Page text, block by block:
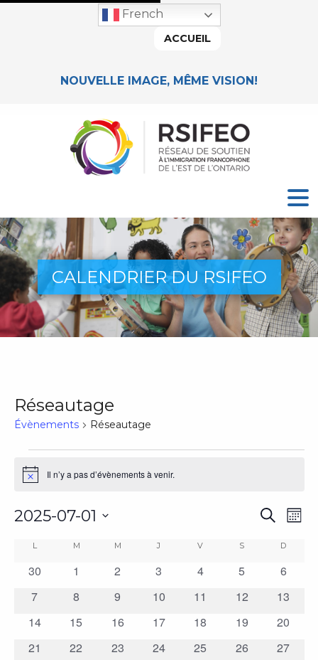
NOUVELLE IMAGE, MÊME VISION!
French
ACCUEIL
CALENDRIER DU RSIFEO
Réseautage
Évènements Réseautage
Évènements
Notice Il n’y a pas d’évènements à venir.
de
vues
Mois
2025-07-01
date.
Calendrier
de
Évènements
L M M MERCREDIJ V VENDREDI
S D
0
30
0
1
0
2
0
3
0
4
0
5
0
6
0
7
0
8
0
9
0
10
0
11
0
12
0
13
0
14
0
15
0
16
0
17
0
18
0
19
0
20
0
21
0
22
0
23
0
24
0
25
0
26
0
27